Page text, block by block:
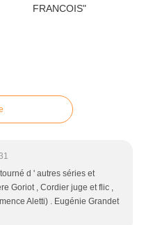
d ' autres séries et
Goriot , Cordier juge et flic ,
Aletti) . Eugénie Grandet